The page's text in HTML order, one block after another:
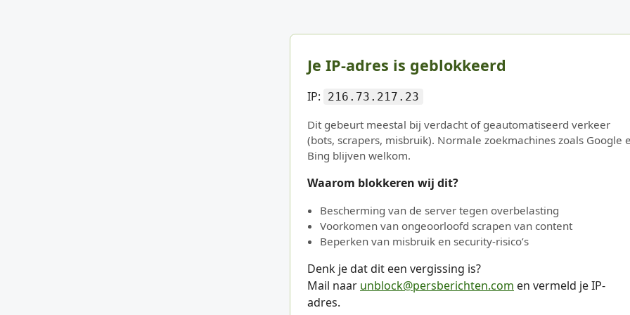
Je IP-adres is geblokkeerd
IP: 216.73.217.23
Dit gebeurt meestal bij verdacht of geautomatiseerd verkeer
(bots, scrapers, misbruik). Normale zoekmachines zoals Google
Bing blijven welkom.
Waarom blokkeren wij dit?
Bescherming van de server tegen overbelasting
Voorkomen van ongeoorloofd scrapen van content
Beperken van misbruik en security-risico’s
Denk je dat dit een vergissing is?
Mail naar unblock@persberichten.com en vermeld je IP-
adres.